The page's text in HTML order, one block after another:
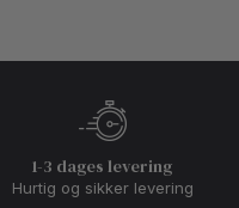
1-3 dages levering
Hurtig og sikker levering